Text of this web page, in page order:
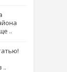
..
..